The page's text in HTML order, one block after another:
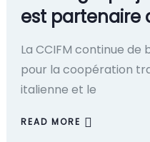
est partenaire
La CCIFM continue
pour la coopération
italienne et le
READ MORE